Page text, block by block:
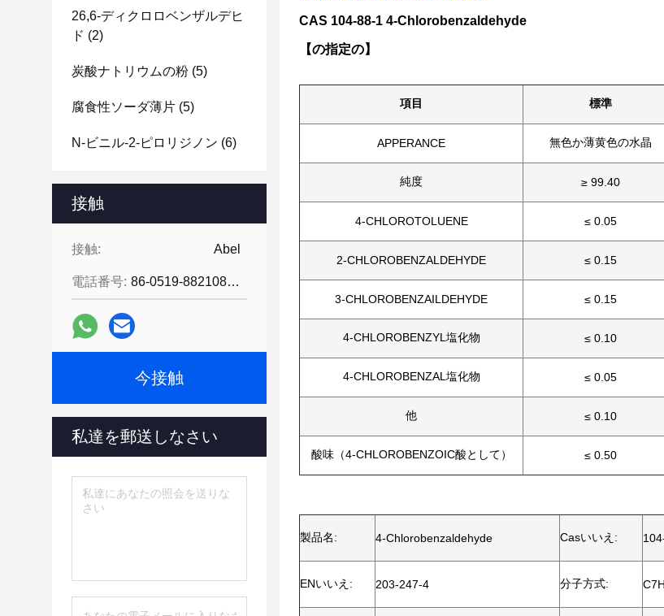
26,6-ディクロロベンザルデヒ
ド (2)
炭酸ナトリウムの粉 (5)
腐食性ソーダ薄片 (5)
N-ビニル-2-ピロリジノン (6)
接触
接触: Abel
電話番号: 86-0519-88210855
今接触
私達を郵送しなさい
CAS 104-88-1 4-Chlorobenzaldehyde
【の指定の】
項目 標準
APPERANCE 無色か薄黄色の水晶
純度 ≥ 99.40
4-CHLOROTOLUENE ≤ 0.05
2-CHLOROBENZALDEHYDE ≤ 0.15
3-CHLOROBENZAILDEHYDE ≤ 0.15
4-CHLOROBENZYL塩化物 ≤ 0.10
4-CHLOROBENZAL塩化物 ≤ 0.05
他 ≤ 0.10
酸味（4-CHLOROBENZOIC酸として） ≤ 0.50
製品名: 4-Chlorobenzaldehyde Casいいえ:
ENいいえ: 203-247-4 分子方式: